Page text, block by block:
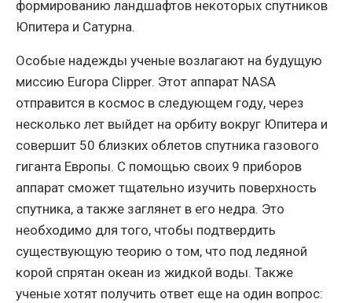
формированию ландшафтов некоторых спутников
Юпитера и Сатурна.
Особые надежды ученые возлагают на будущую
миссию Europa Clipper. Этот аппарат NASA
отправится в космос в следующем году, через
несколько лет выйдет на орбиту вокруг Юпитера и
совершит 50 близких облетов спутника газового
гиганта Европы. С помощью своих 9 приборов
аппарат сможет тщательно изучить поверхность
спутника, а также заглянет в его недра. Это
необходимо для того, чтобы подтвердить
существующую теорию о том, что под ледяной
корой спрятан океан из жидкой воды. Также
ученые хотят получить ответ еще на один вопрос: